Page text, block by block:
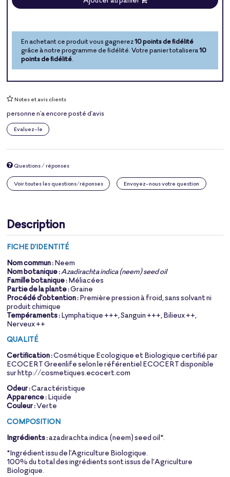
En achetant ce produit vous gagnerez10 points de fidélité
grâce à notre programme de fidélité. Votre panier totalisera10
points de fidélité.
Notes et avis clients
personne n'a encore posté d'avis
Evaluez-le
Questions / réponses
Voir toutes les questions/réponses Envoyez-nous votre question
Description
FICHE D'IDENTITÉ
Nom commun :Neem
Nom botanique :Azadirachta indica (neem) seed oil
Famille botanique :Méliacées
Partie de la plante :Graine
Procédé d'obtention :Première pression à froid, sans solvant ni
produit chimique
Tempéraments :Lymphatique +++, Sanguin +++, Bilieux ++,
Nerveux ++
QUALITÉ
Certification :Cosmétique Ecologique et Biologique certifié par
ECOCERT Greenlife selon le référentiel ECOCERT disponible
sur http://cosmetiques.ecocert.com
Odeur :Caractéristique
Apparence :Liquide
Couleur :Verte
COMPOSITION
Ingrédients :azadirachta indica (neem) seed oil*.
*Ingrédient issu de l'Agriculture Biologique.
100% du total des ingrédients sont issus de l’Agriculture
Biologique.